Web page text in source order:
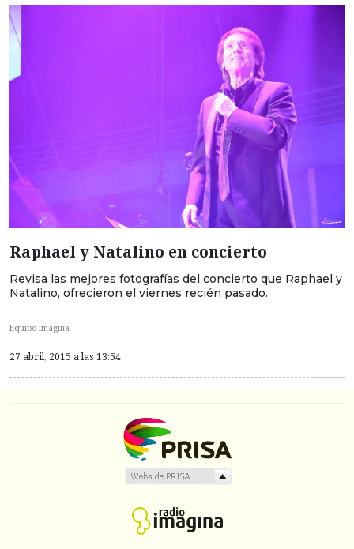
Raphael y Natalino en concierto
Revisa las mejores fotografías del concierto que Raphael y
Natalino, ofrecieron el viernes recién pasado.
Equipo Imagina
27 abril, 2015 a las 13:54